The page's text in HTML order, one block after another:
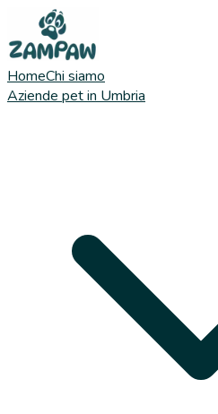
HomeChi siamo
Aziende pet in Umbria